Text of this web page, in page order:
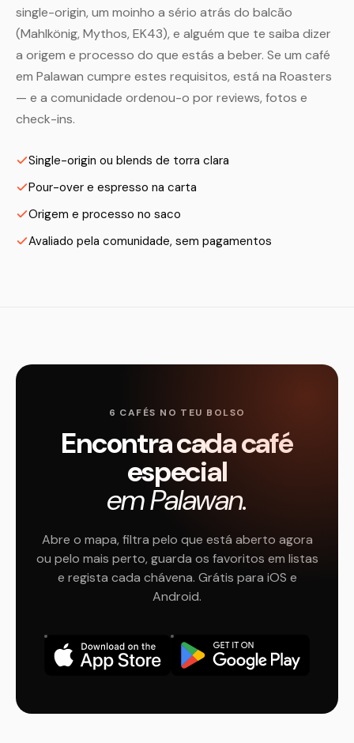
single-origin, um moinho a sério atrás do balcão
(Mahlkönig, Mythos, EK43), e alguém que te saiba dizer
a origem e processo do que estás a beber. Se um café
em Palawan cumpre estes requisitos, está na Roasters
— e a comunidade ordenou-o por reviews, fotos e
check-ins.
Single-origin ou blends de torra clara
Pour-over e espresso na carta
Origem e processo no saco
Avaliado pela comunidade, sem pagamentos
6 CAFÉS NO TEU BOLSO
Encontra cada café
especial
em Palawan.
Abre o mapa, filtra pelo que está aberto agora
ou pelo mais perto, guarda os favoritos em listas
e regista cada chávena. Grátis para iOS e
Android.